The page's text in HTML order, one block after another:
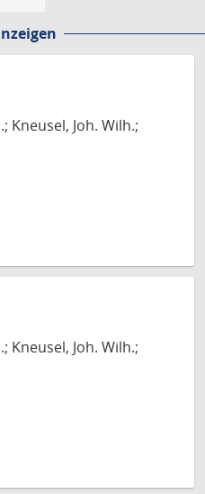
Kneusel, Joh. Wilh.;
Kneusel, Joh. Wilh.;